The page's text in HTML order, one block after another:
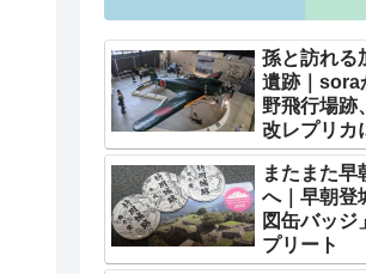
孫と訪れる
遺跡｜sora
野飛行場跡
改レプリカ
またまた早
へ｜早朝登
図缶バッジ
プリート